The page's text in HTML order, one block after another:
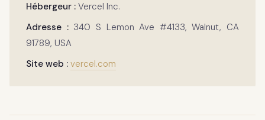
Hébergeur : Vercel Inc.
Adresse :340 S Lemon Ave #4133, Walnut, CA
91789, USA
Site web : vercel.com